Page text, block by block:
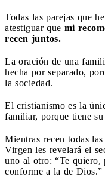
Todas las parejas que
atestiguar que mi
recen juntos.
La oración de una
hecha por separado,
la sociedad.
El cristianismo es la
familiar, porque tiene
Mientras recen todas
Virgen les revelará el
uno al otro: “Te quiero,
conforme a la de Dios.”